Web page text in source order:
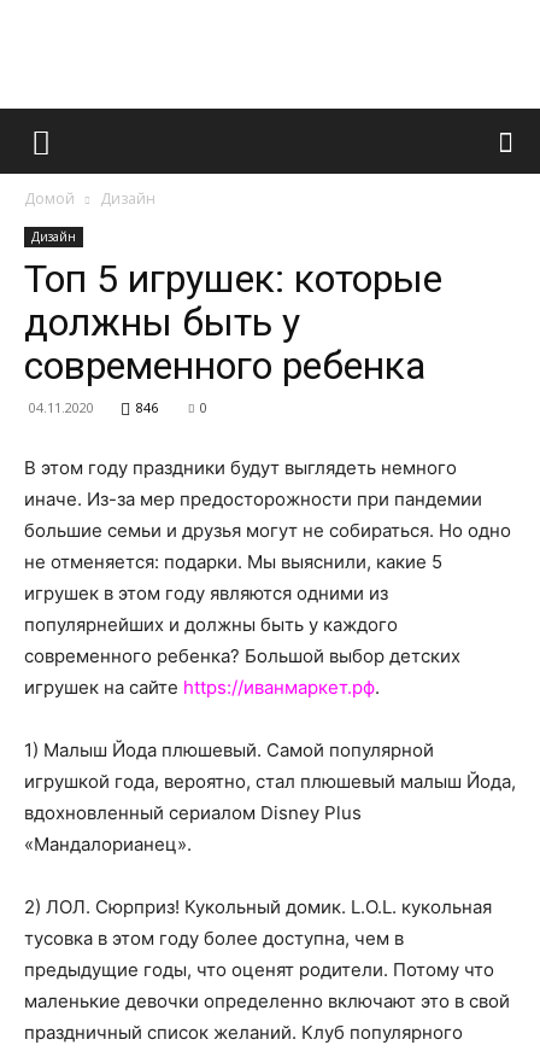
Французский
и
о
нем
Домой Дизайн
Дизайн
Топ 5 игрушек: которые
должны быть у
современного ребенка
04.11.2020 846 0
В этом году праздники будут выглядеть немного
иначе. Из-за мер предосторожности при пандемии
большие семьи и друзья могут не собираться. Но одно
не отменяется: подарки. Мы выяснили, какие 5
игрушек в этом году являются одними из
популярнейших и должны быть у каждого
современного ребенка? Большой выбор детских
игрушек на сайте https://иванмаркет.рф.
1) Малыш Йода плюшевый. Самой популярной
игрушкой года, вероятно, стал плюшевый малыш Йода,
вдохновленный сериалом Disney Plus
«Мандалорианец».
2) ЛОЛ. Сюрприз! Кукольный домик. L.O.L. кукольная
тусовка в этом году более доступна, чем в
предыдущие годы, что оценят родители. Потому что
маленькие девочки определенно включают это в свой
праздничный список желаний. Клуб популярного